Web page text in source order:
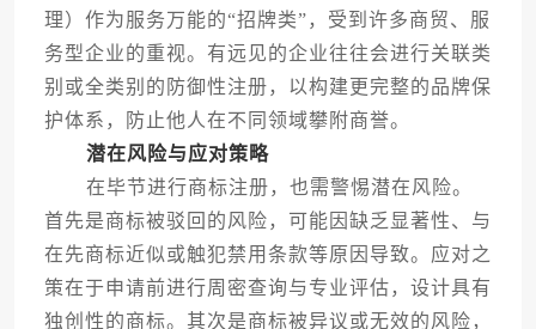
理）作为服务万能的“招牌类”，受到许多商贸、服
务型企业的重视。有远见的企业往往会进行关联类
别或全类别的防御性注册，以构建更完整的品牌保
护体系，防止他人在不同领域攀附商誉。
潜在风险与应对策略
在毕节进行商标注册，也需警惕潜在风险。
首先是商标被驳回的风险，可能因缺乏显著性、与
在先商标近似或触犯禁用条款等原因导致。应对之
策在于申请前进行周密查询与专业评估，设计具有
独创性的商标。其次是商标被异议或无效的风险，